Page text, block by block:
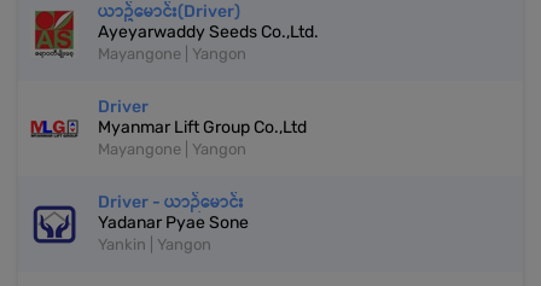
ယာဥ်မောင်း(Driver)
Ayeyarwaddy Seeds Co.,Ltd.
Mayangone | Yangon
Driver
Myanmar Lift Group Co.,Ltd
Mayangone | Yangon
Driver - ယာဉ်မောင်း
Yadanar Pyae Sone
Yankin | Yangon